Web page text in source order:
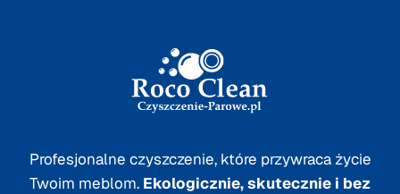
Profesjonalne czyszczenie, które przywraca życie
Twoim meblom. Ekologicznie, skutecznie i bez